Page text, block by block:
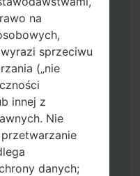
klawisze
głośności,
USB.
klawisz zasilania,
i klawisz
naciśnij i
Bixby i klawisz
na
sprzeciwu
(„nie
innej z
Nie
danych;